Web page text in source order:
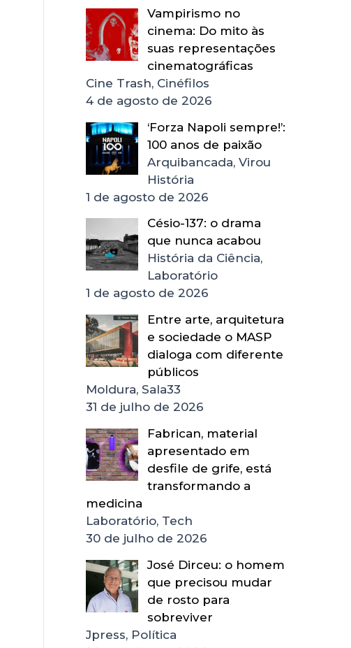
Vampirismo no
cinema: Do mito às
suas representações
cinematográficas
Cine Trash, Cinéfilos
4 de agosto de 2026
‘Forza Napoli sempre!’:
100 anos de paixão
Arquibancada, Virou
História
1 de agosto de 2026
Césio-137: o drama
que nunca acabou
História da Ciência,
Laboratório
1 de agosto de 2026
Entre arte, arquitetura
e sociedade o MASP
dialoga com diferente
públicos
Moldura, Sala33
31 de julho de 2026
Fabrican, material
apresentado em
desfile de grife, está
transformando a
medicina
Laboratório, Tech
30 de julho de 2026
José Dirceu: o homem
que precisou mudar
de rosto para
sobreviver
Jpress, Política